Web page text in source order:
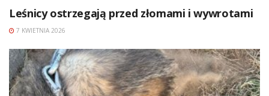
Leśnicy ostrzegają przed złomami i wywrotami
7 KWIETNIA 2026